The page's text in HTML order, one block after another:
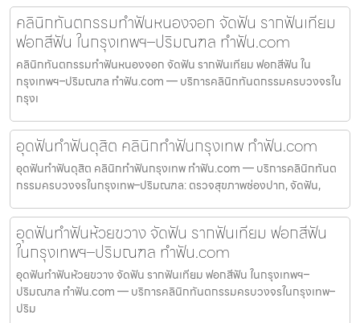
คลินิกทันตกรรมทำฟันหนองจอก จัดฟัน รากฟันเทียม
ฟอกสีฟัน ในกรุงเทพฯ–ปริมณฑล ทำฟัน.com
คลินิกทันตกรรมทำฟันหนองจอก จัดฟัน รากฟันเทียม ฟอกสีฟัน ใน
กรุงเทพฯ–ปริมณฑล ทำฟัน.com — บริการคลินิกทันตกรรมครบวงจรใน
กรุงเ
อุดฟันทำฟันดุสิต คลินิกทำฟันกรุงเทพ ทำฟัน.com
อุดฟันทำฟันดุสิต คลินิกทำฟันกรุงเทพ ทำฟัน.com — บริการคลินิกทันต
กรรมครบวงจรในกรุงเทพ–ปริมณฑล: ตรวจสุขภาพช่องปาก, จัดฟัน,
อุดฟันทำฟันห้วยขวาง จัดฟัน รากฟันเทียม ฟอกสีฟัน
ในกรุงเทพฯ–ปริมณฑล ทำฟัน.com
อุดฟันทำฟันห้วยขวาง จัดฟัน รากฟันเทียม ฟอกสีฟัน ในกรุงเทพฯ–
ปริมณฑล ทำฟัน.com — บริการคลินิกทันตกรรมครบวงจรในกรุงเทพ–
ปริม